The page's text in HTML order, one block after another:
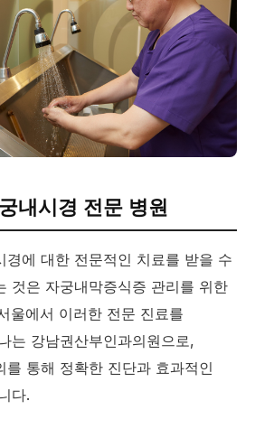
내시경 전문 병원
경에 대한 전문적인 치료를 받을 수
것은 자궁내막증식증 관리를 위한
울에서 이러한 전문 진료를
는 강남권산부인과의원으로,
를 통해 정확한 진단과 효과적인
다.